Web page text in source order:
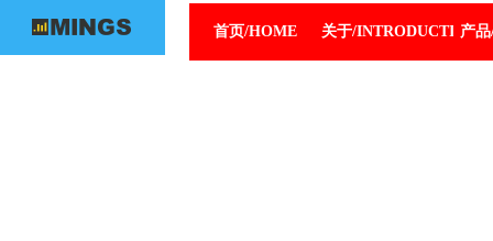
首页/HOME 关于/INTRODUCTION
产